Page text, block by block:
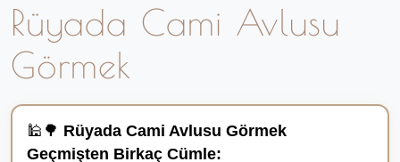
Rüyada Cami Avlusu
Görmek
🕌🌳 Rüyada Cami Avlusu Görmek
Geçmişten Birkaç Cümle: